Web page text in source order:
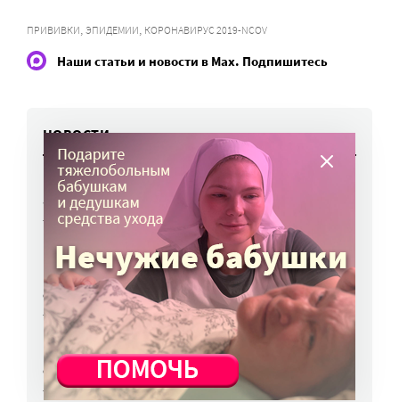
ПРИВИВКИ, ЭПИДЕМИИ, КОРОНАВИРУС 2019-NCOV
Наши статьи и новости в Max. Подпишитесь
НОВОСТИ
Вторая волна клещей ожидается в конце
августа — начале сентября
7 авг, 19:25
Родных, которые могут взять ребенка
из проблемной семьи, предлагают искать
с полицией
7 авг, 17:06
Родителей детей-инвалидов просят пройти
опрос о трудоустройстве
7 авг, 15:34